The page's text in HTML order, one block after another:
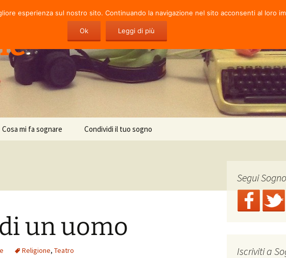
Cosa mi fa sognare Condividi il tuo sogno
un uomo
Religione, Teatro
Segui
Iscriviti a
esperienza sul nostro sito. Continuando la navigazione nel sito acconsenti al loro
Ok Leggi di più